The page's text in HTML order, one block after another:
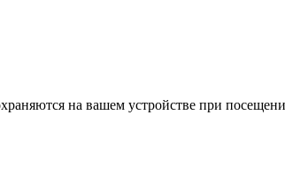
на вашем устройстве при